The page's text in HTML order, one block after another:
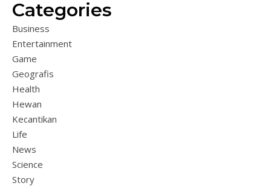
Categories
Business
Entertainment
Game
Geografis
Health
Hewan
Kecantikan
Life
News
Science
Story